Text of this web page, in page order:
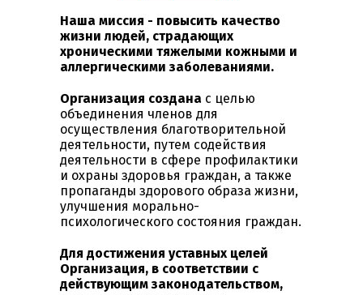
Наша миссия - повысить качество
жизни людей, страдающих
хроническими тяжелыми кожными и
аллергическими заболеваниями.
Организация создана с целью
объединения членов для
осуществления благотворительной
деятельности, путем содействия
деятельности в сфере профилактики
и охраны здоровья граждан, а также
пропаганды здорового образа жизни,
улучшения морально-
психологического состояния граждан.
Для достижения уставных целей
Организация, в соответствии с
действующим законодательством,